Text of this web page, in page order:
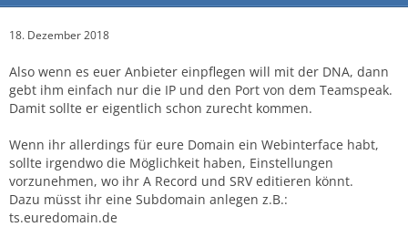
18. Dezember 2018
Also wenn es euer Anbieter einpflegen will mit der DNA, dann
gebt ihm einfach nur die IP und den Port von dem Teamspeak.
Damit sollte er eigentlich schon zurecht kommen.
Wenn ihr allerdings für eure Domain ein Webinterface habt,
sollte irgendwo die Möglichkeit haben, Einstellungen
vorzunehmen, wo ihr A Record und SRV editieren könnt.
Dazu müsst ihr eine Subdomain anlegen z.B.:
ts.euredomain.de